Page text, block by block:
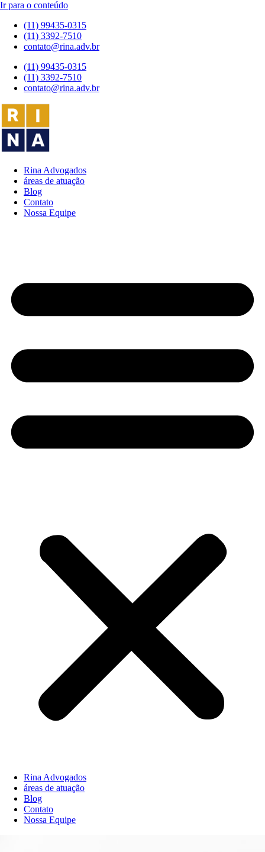
Ir para o conteúdo
(11) 99435-0315
(11) 3392-7510
contato@rina.adv.br
(11) 99435-0315
(11) 3392-7510
contato@rina.adv.br
Rina Advogados
áreas de atuação
Blog
Contato
Nossa Equipe
Rina Advogados
áreas de atuação
Blog
Contato
Nossa Equipe